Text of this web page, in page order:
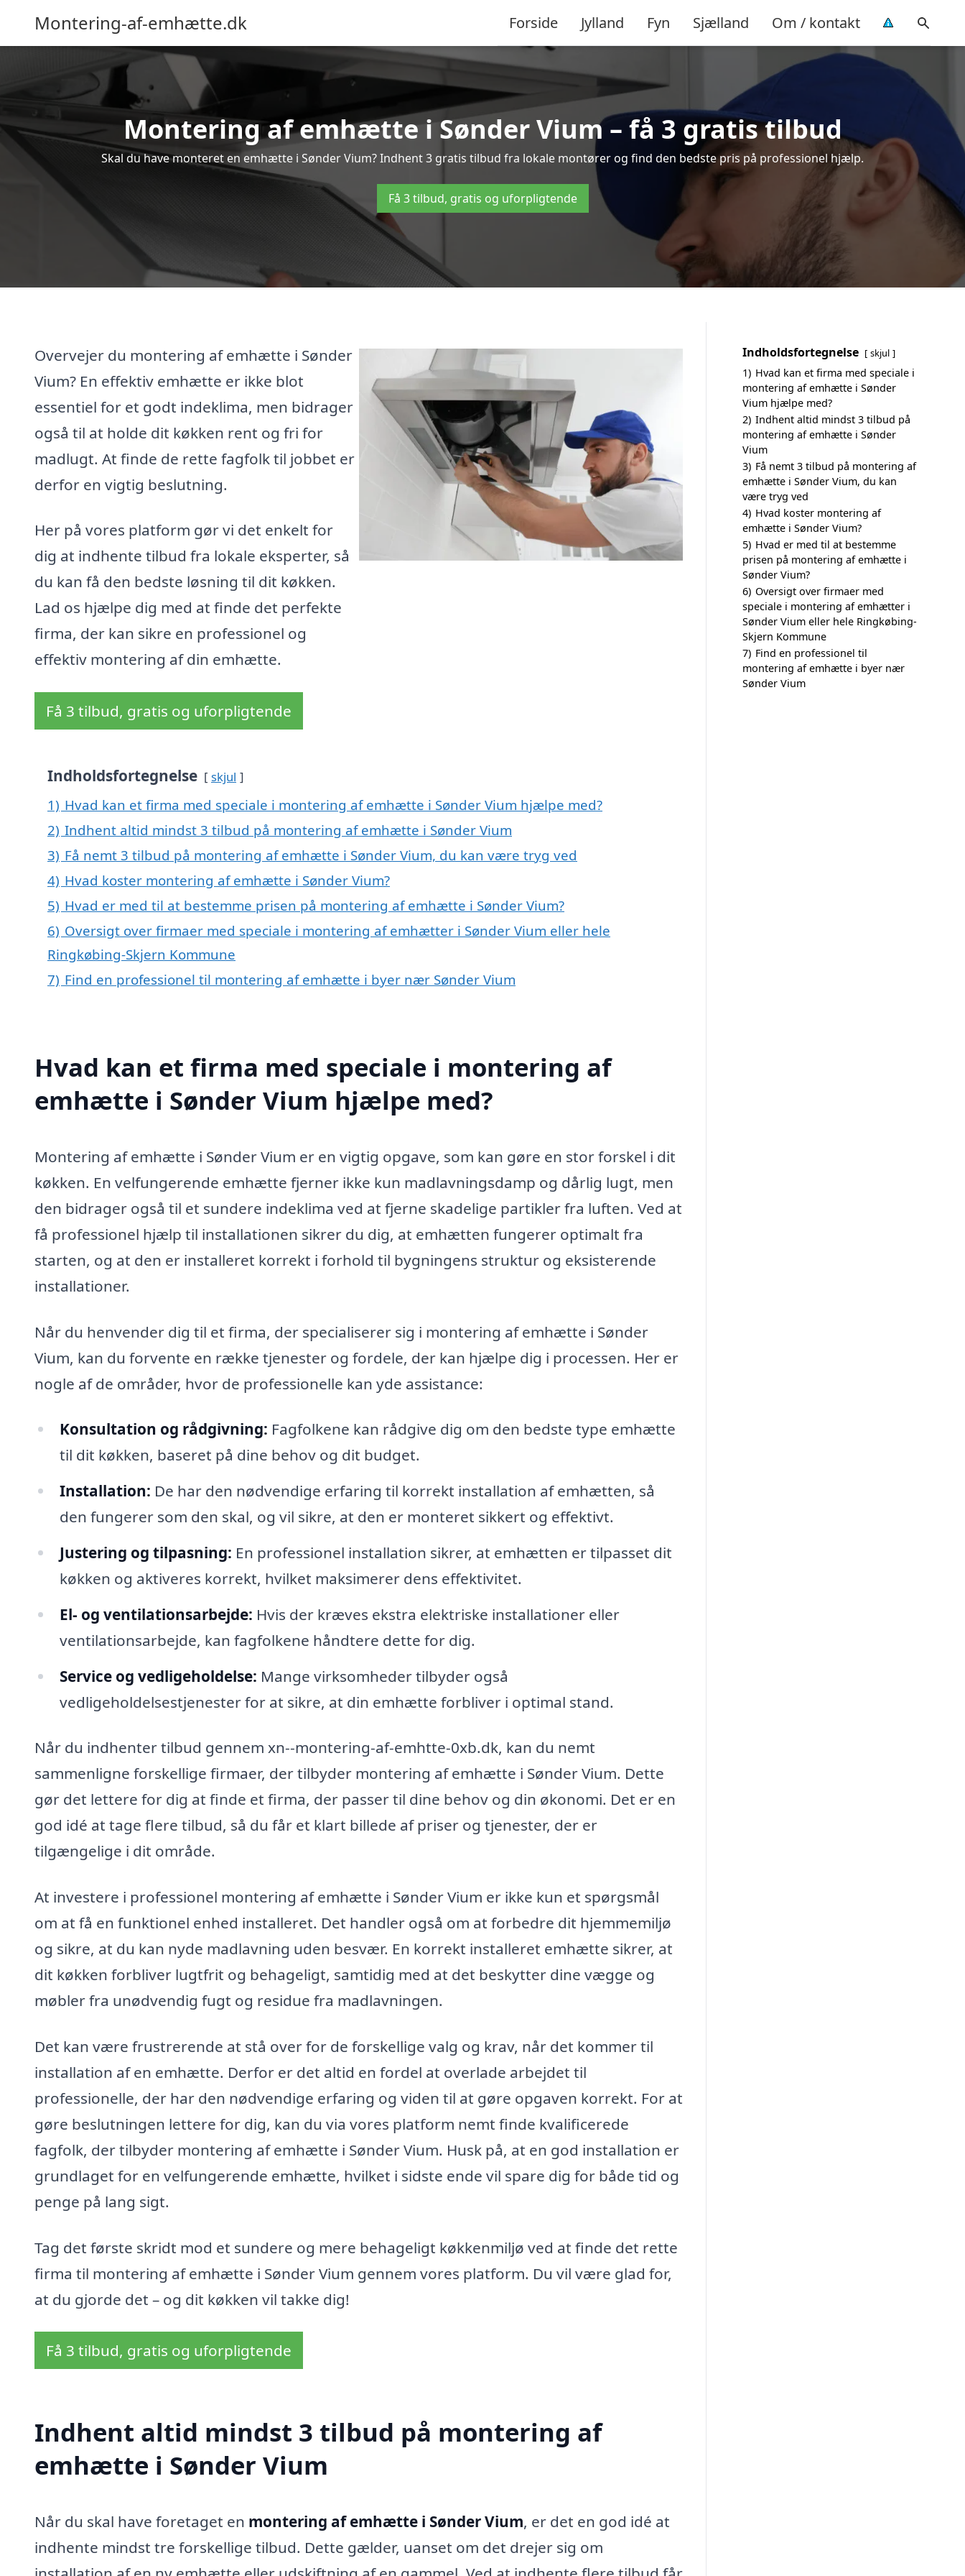
Montering-af-emhætte.dk Forside Jylland Fyn Sjælland Om / kontakt
Montering af emhætte i Sønder Vium – få 3 gratis tilbud
Skal du have monteret en emhætte i Sønder Vium? Indhent 3 gratis tilbud fra lokale montører og find den bedste pris på professionel hjælp.
Få 3 tilbud, gratis og uforpligtende
Overvejer du montering af emhætte i Sønder
Vium? En effektiv emhætte er ikke blot
essentiel for et godt indeklima, men bidrager
også til at holde dit køkken rent og fri for
madlugt. At finde de rette fagfolk til jobbet er
derfor en vigtig beslutning.
Her på vores platform gør vi det enkelt for
dig at indhente tilbud fra lokale eksperter, så
du kan få den bedste løsning til dit køkken.
Lad os hjælpe dig med at finde det perfekte
firma, der kan sikre en professionel og
effektiv montering af din emhætte.
Få 3 tilbud, gratis og uforpligtende
Indholdsfortegnelse skjul
1) Hvad kan et firma med speciale i montering af emhætte i Sønder Vium hjælpe med?
2) Indhent altid mindst 3 tilbud på montering af emhætte i Sønder Vium
3) Få nemt 3 tilbud på montering af emhætte i Sønder Vium, du kan være tryg ved
4) Hvad koster montering af emhætte i Sønder Vium?
5) Hvad er med til at bestemme prisen på montering af emhætte i Sønder Vium?
6) Oversigt over firmaer med speciale i montering af emhætter i Sønder Vium eller hele
Ringkøbing-Skjern Kommune
7) Find en professionel til montering af emhætte i byer nær Sønder Vium
Hvad kan et firma med speciale i montering af
emhætte i Sønder Vium hjælpe med?
Montering af emhætte i Sønder Vium er en vigtig opgave, som kan gøre en stor forskel i dit
køkken. En velfungerende emhætte fjerner ikke kun madlavningsdamp og dårlig lugt, men
den bidrager også til et sundere indeklima ved at fjerne skadelige partikler fra luften. Ved at
få professionel hjælp til installationen sikrer du dig, at emhætten fungerer optimalt fra
starten, og at den er installeret korrekt i forhold til bygningens struktur og eksisterende
installationer.
Når du henvender dig til et firma, der specialiserer sig i montering af emhætte i Sønder
Vium, kan du forvente en række tjenester og fordele, der kan hjælpe dig i processen. Her er
nogle af de områder, hvor de professionelle kan yde assistance:
Konsultation og rådgivning: Fagfolkene kan rådgive dig om den bedste type emhætte
til dit køkken, baseret på dine behov og dit budget.
Installation: De har den nødvendige erfaring til korrekt installation af emhætten, så
den fungerer som den skal, og vil sikre, at den er monteret sikkert og effektivt.
Justering og tilpasning: En professionel installation sikrer, at emhætten er tilpasset dit
køkken og aktiveres korrekt, hvilket maksimerer dens effektivitet.
El- og ventilationsarbejde: Hvis der kræves ekstra elektriske installationer eller
ventilationsarbejde, kan fagfolkene håndtere dette for dig.
Service og vedligeholdelse: Mange virksomheder tilbyder også
vedligeholdelsestjenester for at sikre, at din emhætte forbliver i optimal stand.
Når du indhenter tilbud gennem xn--montering-af-emhtte-0xb.dk, kan du nemt
sammenligne forskellige firmaer, der tilbyder montering af emhætte i Sønder Vium. Dette
gør det lettere for dig at finde et firma, der passer til dine behov og din økonomi. Det er en
god idé at tage flere tilbud, så du får et klart billede af priser og tjenester, der er
tilgængelige i dit område.
At investere i professionel montering af emhætte i Sønder Vium er ikke kun et spørgsmål
om at få en funktionel enhed installeret. Det handler også om at forbedre dit hjemmemiljø
og sikre, at du kan nyde madlavning uden besvær. En korrekt installeret emhætte sikrer, at
dit køkken forbliver lugtfrit og behageligt, samtidig med at det beskytter dine vægge og
møbler fra unødvendig fugt og residue fra madlavningen.
Det kan være frustrerende at stå over for de forskellige valg og krav, når det kommer til
installation af en emhætte. Derfor er det altid en fordel at overlade arbejdet til
professionelle, der har den nødvendige erfaring og viden til at gøre opgaven korrekt. For at
gøre beslutningen lettere for dig, kan du via vores platform nemt finde kvalificerede
fagfolk, der tilbyder montering af emhætte i Sønder Vium. Husk på, at en god installation er
grundlaget for en velfungerende emhætte, hvilket i sidste ende vil spare dig for både tid og
penge på lang sigt.
Tag det første skridt mod et sundere og mere behageligt køkkenmiljø ved at finde det rette
firma til montering af emhætte i Sønder Vium gennem vores platform. Du vil være glad for,
at du gjorde det – og dit køkken vil takke dig!
Få 3 tilbud, gratis og uforpligtende
Indhent altid mindst 3 tilbud på montering af
emhætte i Sønder Vium
Når du skal have foretaget en montering af emhætte i Sønder Vium, er det en god idé at
indhente mindst tre forskellige tilbud. Dette gælder, uanset om det drejer sig om
Indholdsfortegnelse skjul
1) Hvad kan et firma med speciale i
montering af emhætte i Sønder
Vium hjælpe med?
2) Indhent altid mindst 3 tilbud på
montering af emhætte i Sønder
Vium
3) Få nemt 3 tilbud på montering af
emhætte i Sønder Vium, du kan
være tryg ved
4) Hvad koster montering af
emhætte i Sønder Vium?
5) Hvad er med til at bestemme
prisen på montering af emhætte i
Sønder Vium?
6) Oversigt over firmaer med
speciale i montering af emhætter i
Sønder Vium eller hele Ringkøbing-
Skjern Kommune
7) Find en professionel til
montering af emhætte i byer nær
Sønder Vium